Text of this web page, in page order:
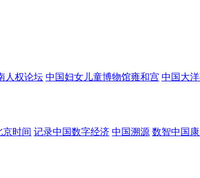
人权论坛 中国妇女儿童博物馆雍和宫 中国大
京时间 记录中国数字经济 中国溯源 数智中国